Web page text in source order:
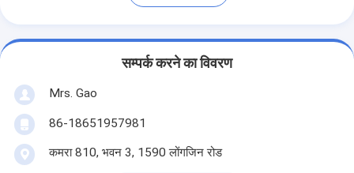
सम्पर्क करने का विवरण
Mrs. Gao
86-18651957981
कमरा 810, भवन 3, 1590 लोंगजिन रोड